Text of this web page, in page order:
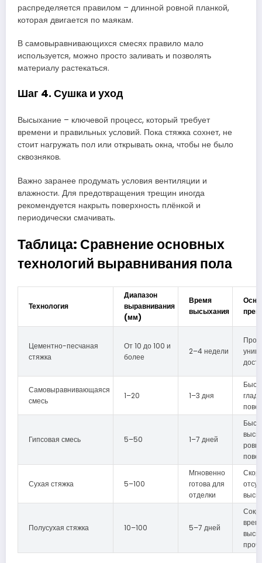
распределяется правилом – длинной ровной планкой,
которая двигается по маякам.
В самовыравнивающихся смесях правило мало
используется, можно просто заливать и позволять
материалу растекаться.
Шаг 4. Сушка и уход
Высыхание – ключевой процесс, который требует
времени и правильных условий. Пока стяжка сохнет, не
стоит нагружать пол или открывать окна, чтобы не было
сквозняков.
Важно заранее продумать условия вентиляции и
влажности. Для предотвращения трещин иногда
рекомендуется накрыть поверхность плёнкой и
периодически смачивать.
Таблица: Сравнение основных
технологий выравнивания пола
Технология
Диапазон
выравнивания
(мм)
Время
высыхания
Цементно-песчаная
стяжка
От 10 до 100 и
более
2–4 недели
Самовыравнивающаяся
смесь
1–20 1–3 дня
Гипсовая смесь 5–50 1–7 дней
Сухая стяжка 5–100
Мгновенно
готова для
отделки
Полусухая стяжка 10–100 5–7 дней